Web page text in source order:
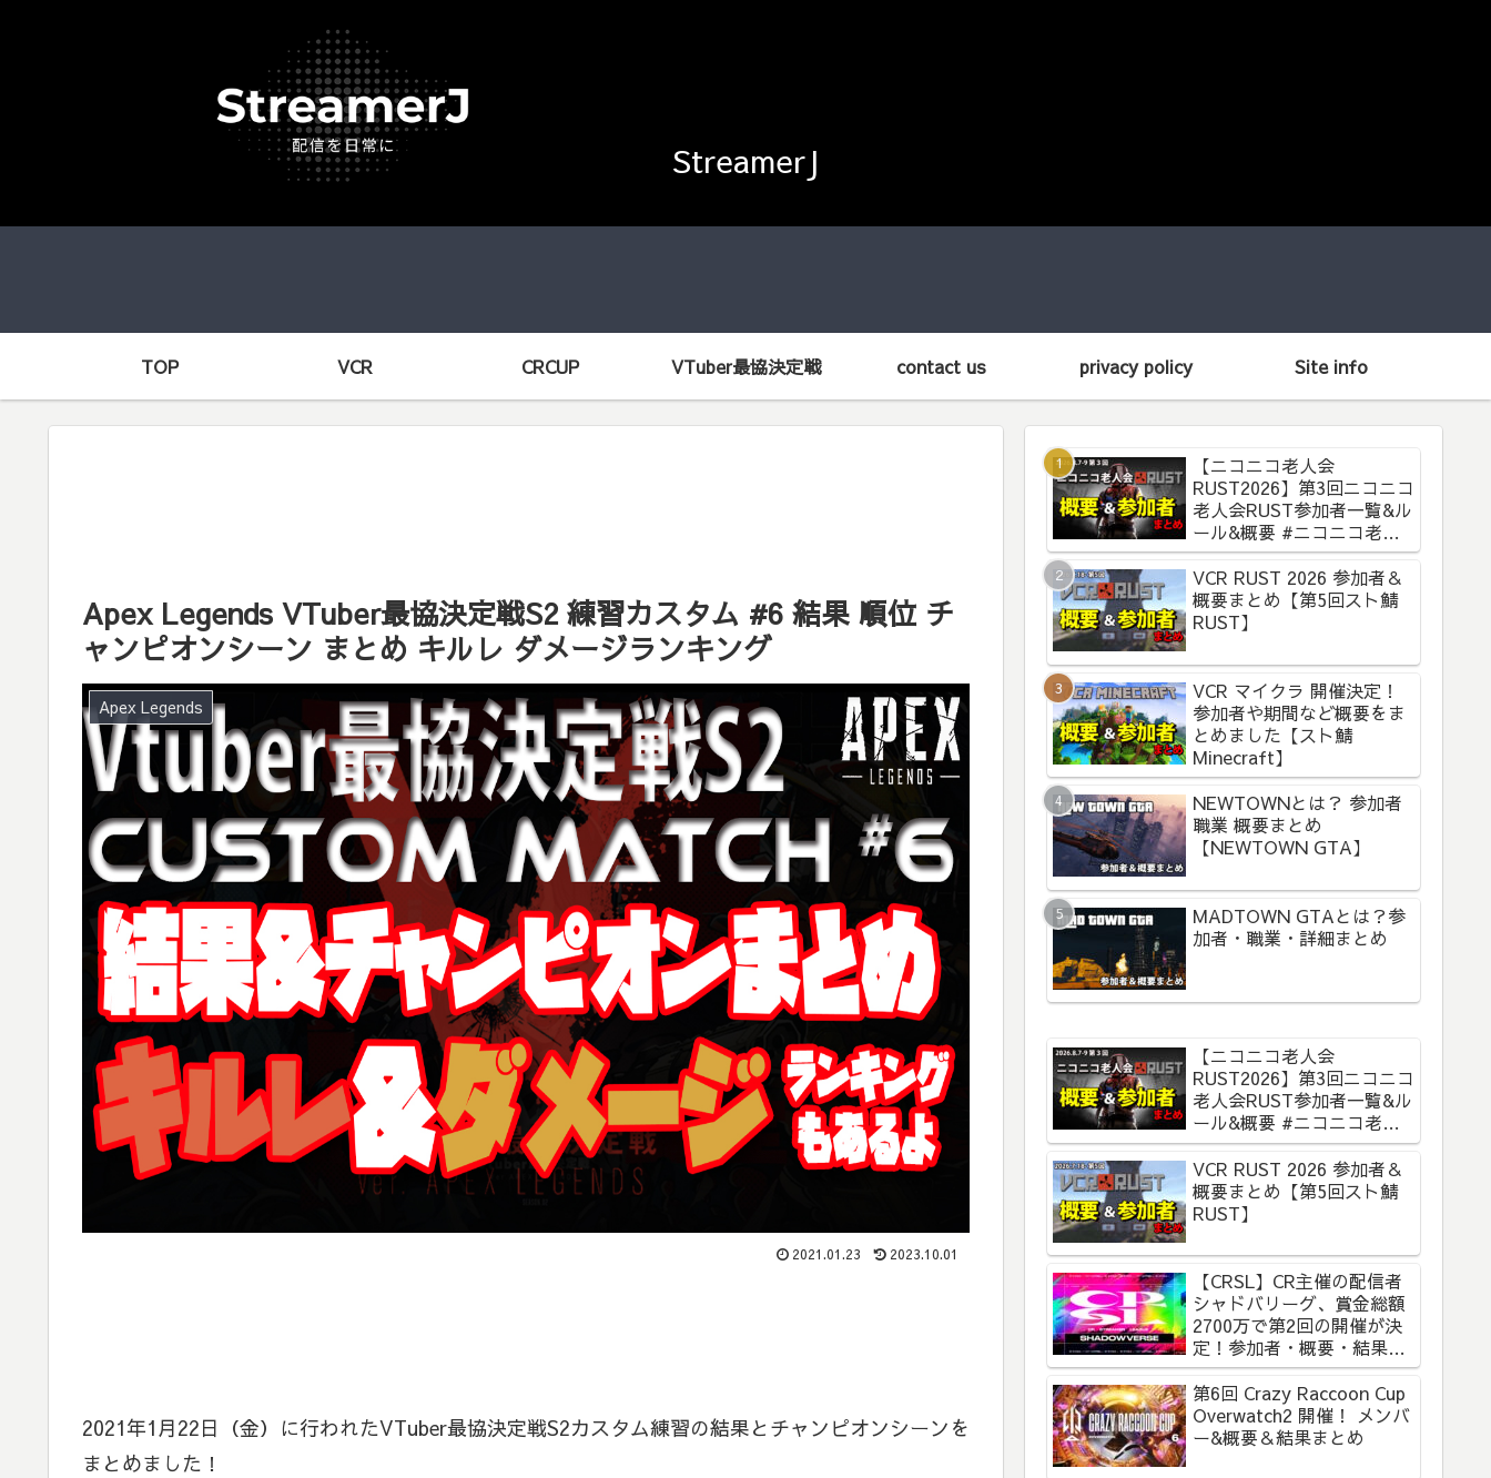
StreamerJ
TOP VCR CRCUP VTuber最協決定戦 contact us privacy policy Site info
Apex Legends VTuber最協決定戦S2 練習カスタム #6 結果 順位 チ
ャンピオンシーン まとめ キルレ ダメージランキング
Apex Legends
2021.01.23 2023.10.01
2021年1月22日（金）に行われたVTuber最協決定戦S2カスタム練習の結果とチャンピオンシーンを
まとめました！
【ニコニコ老人会
RUST2026】第3回ニコニコ
老人会RUST参加者一覧&ル
ール&概要 #ニコニコ老人
会RUST
VCR RUST 2026 参加者＆
概要まとめ【第5回スト鯖
RUST】
VCR マイクラ 開催決定！
参加者や期間など概要をま
とめました【スト鯖
Minecraft】
NEWTOWNとは？ 参加者
職業 概要まとめ
【NEWTOWN GTA】
MADTOWN GTAとは？参
加者・職業・詳細まとめ
【ニコニコ老人会
RUST2026】第3回ニコニコ
老人会RUST参加者一覧&ル
ール&概要 #ニコニコ老人
会RUST
VCR RUST 2026 参加者＆
概要まとめ【第5回スト鯖
RUST】
【CRSL】CR主催の配信者
シャドバリーグ、賞金総額
2700万で第2回の開催が決
定！参加者・概要・結果ま
とめ【CR Streamer
League Shadowverse】
第6回 Crazy Raccoon Cup
Overwatch2 開催！ メンバ
ー&概要＆結果まとめ